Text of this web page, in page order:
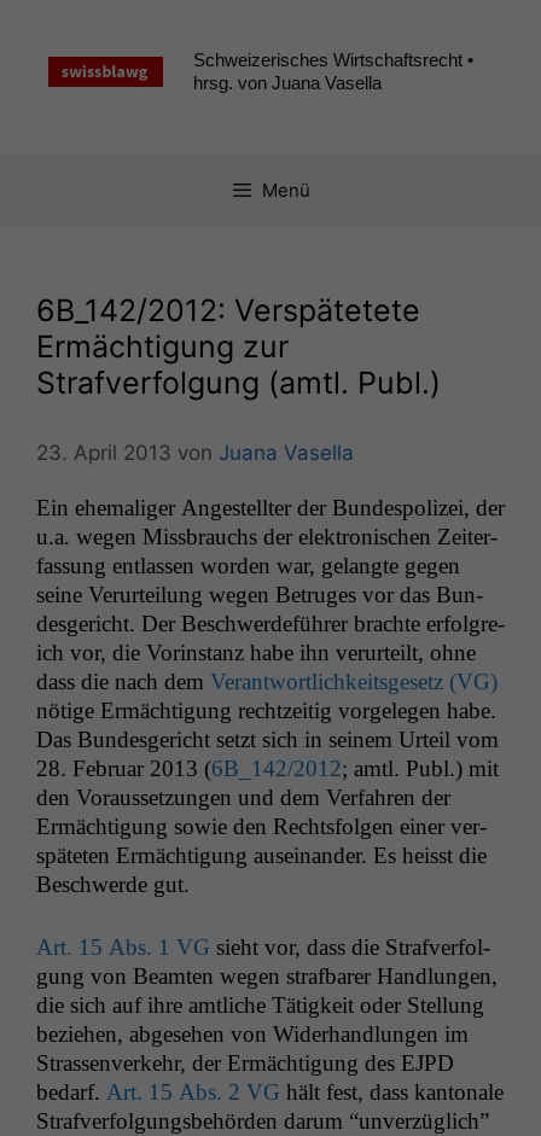
springen
Schweizerisches Wirtschaftsrecht •
hrsg. von Juana Vasella
Menü
6B_142/2012: Verspätetete
Ermächtigung zur
Strafverfolgung (amtl. Publ.)
23. April 2013 von Juana Vasella
Ein ehe­ma­liger Angestell­ter der Bun­de­spolizei, der
u.a. wegen Miss­brauchs der elek­tro­n­is­chen Zeit­er­
fas­sung ent­lassen wor­den war, gelangte gegen
seine Verurteilung wegen Betruges vor das Bun­
des­gericht. Der Beschw­erde­führer brachte erfol­gre­
ich vor, die Vorin­stanz habe ihn verurteilt, ohne
dass die nach dem Ver­ant­wortlichkeits­ge­setz (VG)
nötige Ermäch­ti­gung rechtzeit­ig vorgele­gen habe.
Das Bun­des­gericht set­zt sich in seinem Urteil vom
28. Feb­ru­ar 2013 (6B_142/2012; amtl. Publ.) mit
den Voraus­set­zun­gen und dem Ver­fahren der
Ermäch­ti­gung sowie den Rechts­fol­gen ein­er ver­
späteten Ermäch­ti­gung auseinan­der. Es heisst die
Beschw­erde gut.
Art. 15 Abs. 1 VG sieht vor, dass die Strafver­fol­
gung von Beamten wegen straf­bar­er Hand­lun­gen,
die sich auf ihre amtliche Tätigkeit oder Stel­lung
beziehen, abge­se­hen von Wider­hand­lun­gen im
Strassen­verkehr, der Ermäch­ti­gung des EJPD
bedarf. Art. 15 Abs. 2 VG hält fest, dass kan­tonale
Strafver­fol­gungs­be­hör­den darum “unverzüglich”